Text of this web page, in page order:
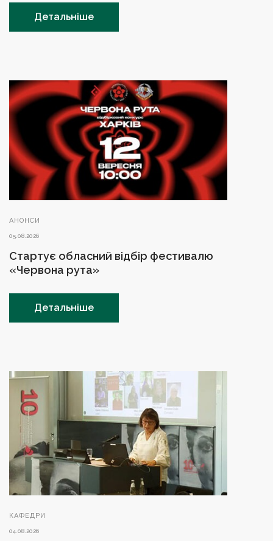
Детальніше
АНОНСИ
05.08.2026
Стартує обласний відбір фестивалю
«Червона рута»
Детальніше
КАФЕДРИ
04.08.2026